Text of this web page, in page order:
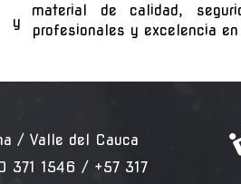
y
material de calidad,
profesionales y excelencia
/ Valle del Cauca
371 1546 / +57 317